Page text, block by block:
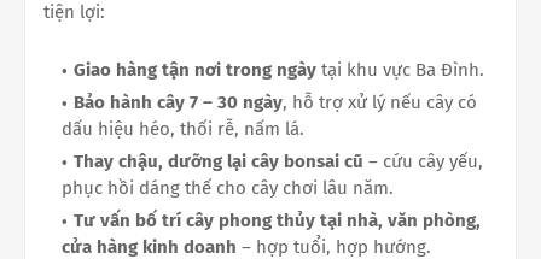
tiện lợi:
Giao hàng tận nơi trong ngày tại khu vực Ba Đình.
Bảo hành cây 7 – 30 ngày, hỗ trợ xử lý nếu cây có
dấu hiệu héo, thối rễ, nấm lá.
Thay chậu, dưỡng lại cây bonsai cũ – cứu cây yếu,
phục hồi dáng thế cho cây chơi lâu năm.
Tư vấn bố trí cây phong thủy tại nhà, văn phòng,
cửa hàng kinh doanh – hợp tuổi, hợp hướng.